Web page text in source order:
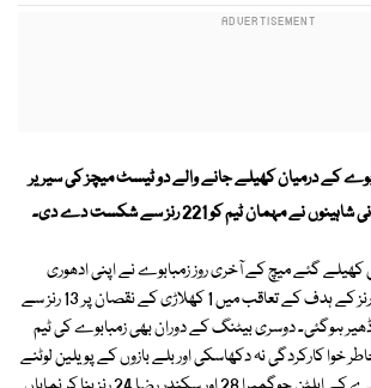
کے درمیان کھیلے جانے والے دو ٹیسٹ میچز کی سیریر
مہمان ٹیم کو 221 رنز سے شکست دے دی۔
گئے میچ کے آخری روز زمبابوے نے اپنی ادھوری
دوسری اننگز کا آغاز 342 رنز کے ہدف کے تعاقب میں 1 کھلاڑی کے نقصان پر 13 رنز سے
ٹیم 120 رنز پر ڈھیر ہوگئی۔ دوسری بیٹنگ کے دوران بھی زمبابوے کی ٹیم
خوا کارکردگی نہ دکھاسکی اور بلے بازوں کے پویلین لوٹنے